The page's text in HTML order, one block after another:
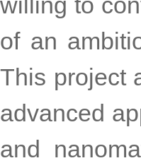
of an
This project
advanced
and